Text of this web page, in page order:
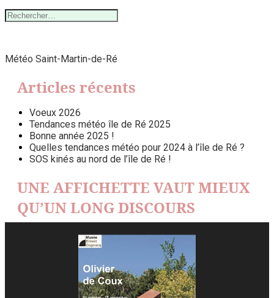
Rechercher :
Météo Saint-Martin-de-Ré
Articles récents
Voeux 2026
Tendances météo île de Ré 2025
Bonne année 2025 !
Quelles tendances météo pour 2024 à l’île de Ré ?
SOS kinés au nord de l’île de Ré !
UNE AFFICHETTE VAUT MIEUX
QU’UN LONG DISCOURS